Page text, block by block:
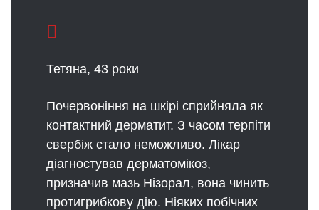
Тетяна, 43 роки
Почервоніння на шкірі сприйняла як
контактний дерматит. З часом терпіти
свербіж стало неможливо. Лікар
діагностував дерматомікоз,
призначив мазь Нізорал, вона чинить
протигрибкову дію. Ніяких побічних